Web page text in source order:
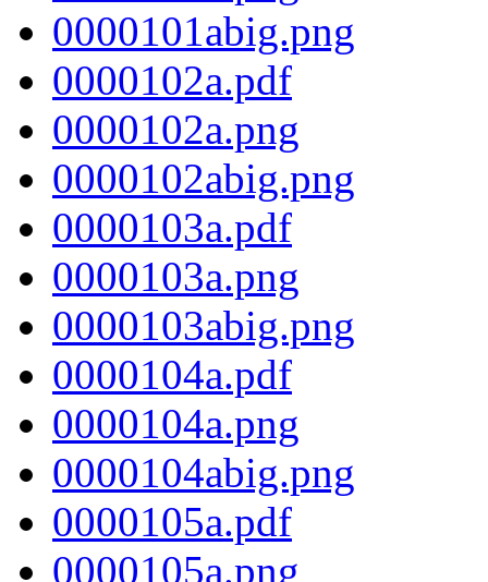
0000101abig.png
0000102a.pdf
0000102a.png
0000102abig.png
0000103a.pdf
0000103a.png
0000103abig.png
0000104a.pdf
0000104a.png
0000104abig.png
0000105a.pdf
0000105a.png